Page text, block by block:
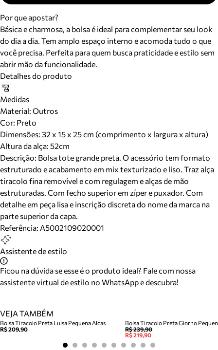
Por que apostar?
Básica e charmosa, a bolsa é ideal para complementar seu look
do dia a dia. Tem amplo espaço interno e acomoda tudo o que
você precisa. Perfeita para quem busca praticidade e estilo sem
abrir mão da funcionalidade.
Detalhes do produto
Medidas
Material: Outros
Cor: Preto
Dimensões: 32 x 15 x 25 cm (comprimento x largura x altura)
Altura da alça: 52cm
Descrição: Bolsa tote grande preta. O acessório tem formato
estruturado e acabamento em mix texturizado e liso. Traz alça
tiracolo fina removível e com regulagem e alças de mão
estruturadas. Com fecho superior em zíper e puxador. Com
detalhe em peça lisa e inscrição discreta do nome da marca na
parte superior da capa.
Referência: A5002109020001
Assistente de estilo
Ficou na dúvida se esse é o produto ideal? Fale com nossa
assistente virtual de estilo no WhatsApp e descubra!
VEJA TAMBÉM
Bolsa Tiracolo Preta Luisa Pequena Alcas
R$ 209,90
Bolsa Tiracolo Preta Giorno
R$ 239,90
R$ 219,90